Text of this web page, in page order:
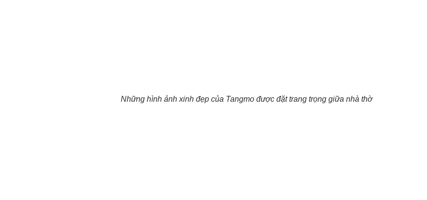
Những hình ảnh xinh đẹp của Tangmo được đặt trang trọng giữa nhà thờ